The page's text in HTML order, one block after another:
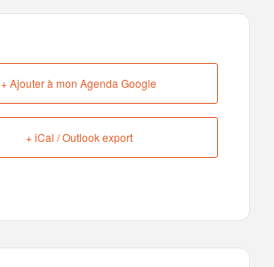
+ Ajouter à mon Agenda Google
+ iCal / Outlook export